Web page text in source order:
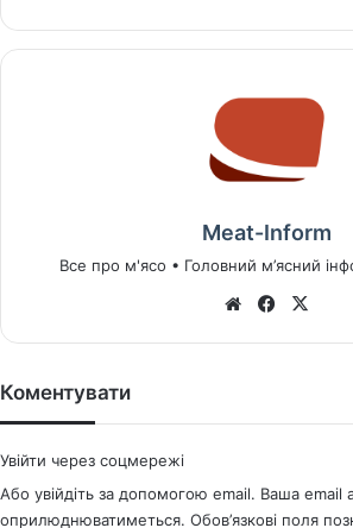
Meat-Inform
Все про м'ясо • Головний м’ясний
We
Fa
Коментувати
Увійти через соцмережі
Або увійдіть за допомогою email. Ваша email
оприлюднюватиметься. Обов’язкові поля